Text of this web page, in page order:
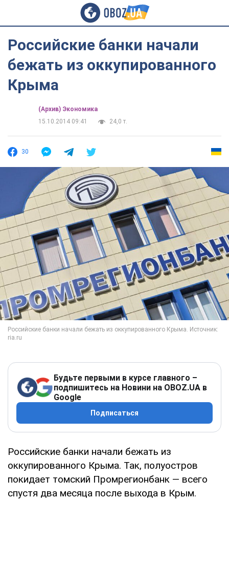
Российские банки начали
бежать из оккупированного
Крыма
(Архив) Экономика
15.10.2014 09:41
24,0 т.
30
Будьте первыми в курсе главного –
подпишитесь на Новини на OBOZ.UA в
Google
Подписаться
Российские банки начали бежать из
оккупированного Крыма. Так, полуостров
покидает томский Промрегионбанк — всего
спустя два месяца после выхода в Крым.